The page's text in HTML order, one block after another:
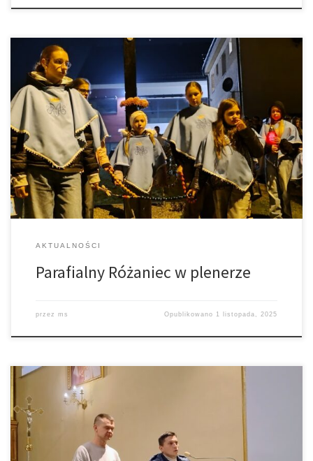
Kiedy końcówką października i początkiem listopada świat
pogański obchodzi Halloween, a siły zła mają swoje święta,
katolicy świętują swoje powołanie do świętości, wypraszając
wstawiennictwa świętych i błogosławionych i wychwalając
Najświętszego Boga. W parafiach odbywają się Bale Wszystkich
Świętych, Procesje Różańcowe. Nie inaczej było również w naszej
parafii. W ostatnim dniu […]
AKTUALNOŚCI
Parafialny Różaniec w plenerze
przez ms Opublikowano 1 listopada, 2025
26 października w naszej parafii goście z Cenacolo dali
świadectwo, jak w ich życiu Bóg okazał Miłosierdzie. To droga od
uzależnień, zawirowań, przestępstw do modlitwy, wspólnoty i